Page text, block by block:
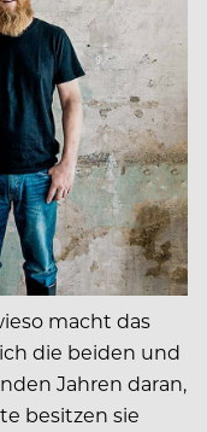
macht das
die beiden und
Jahren daran,
besitzen sie